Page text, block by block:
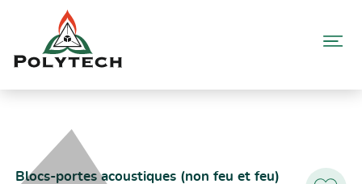
contenu
action avec imposte sur huisseries bois et métallique
Blocs-portes acoustiques (non feu et feu)